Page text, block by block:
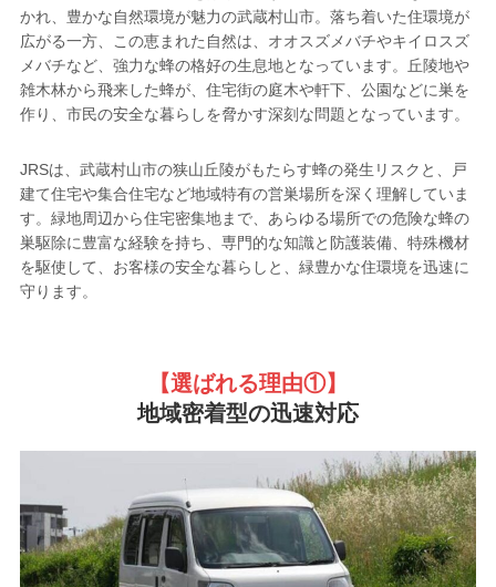
かれ、豊かな自然環境が魅力の武蔵村山市。落ち着いた住環境が
広がる一方、この恵まれた自然は、オオスズメバチやキイロスズ
メバチなど、強力な蜂の格好の生息地となっています。丘陵地や
雑木林から飛来した蜂が、住宅街の庭木や軒下、公園などに巣を
作り、市民の安全な暮らしを脅かす深刻な問題となっています。
JRSは、武蔵村山市の狭山丘陵がもたらす蜂の発生リスクと、戸
建て住宅や集合住宅など地域特有の営巣場所を深く理解していま
す。緑地周辺から住宅密集地まで、あらゆる場所での危険な蜂の
巣駆除に豊富な経験を持ち、専門的な知識と防護装備、特殊機材
を駆使して、お客様の安全な暮らしと、緑豊かな住環境を迅速に
守ります。
【選ばれる理由①】
地域密着型の迅速対応